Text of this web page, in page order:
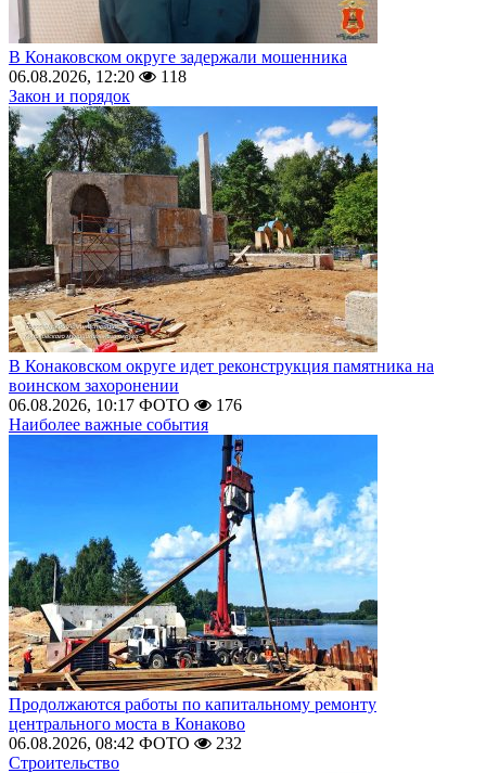
В Конаковском округе задержали мошенника
06.08.2026, 12:20
118
Закон и порядок
В Конаковском округе идет реконструкция памятника на
воинском захоронении
06.08.2026, 10:17 ФОТО
176
Наиболее важные события
Продолжаются работы по капитальному ремонту
центрального моста в Конаково
06.08.2026, 08:42 ФОТО
232
Строительство